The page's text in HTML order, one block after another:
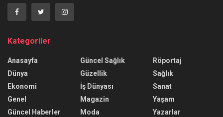
Kategoriler
Anasayfa
Dünya
Ekonomi
Genel
Güncel Haberler
Güncel Sağlık
Güzellik
İş Dünyası
Magazin
Moda
Röportaj
Sağlık
Sanat
Yaşam
Yazarlar